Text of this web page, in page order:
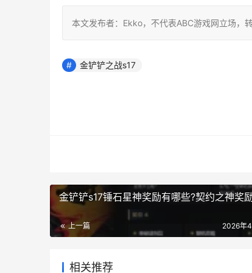
本文发布者：Ekko，不代表ABC游戏网立场，
金铲铲之战s17
金铲铲s17锤石星神奖励有哪些?契约之神奖
上一篇 2026年
相关推荐